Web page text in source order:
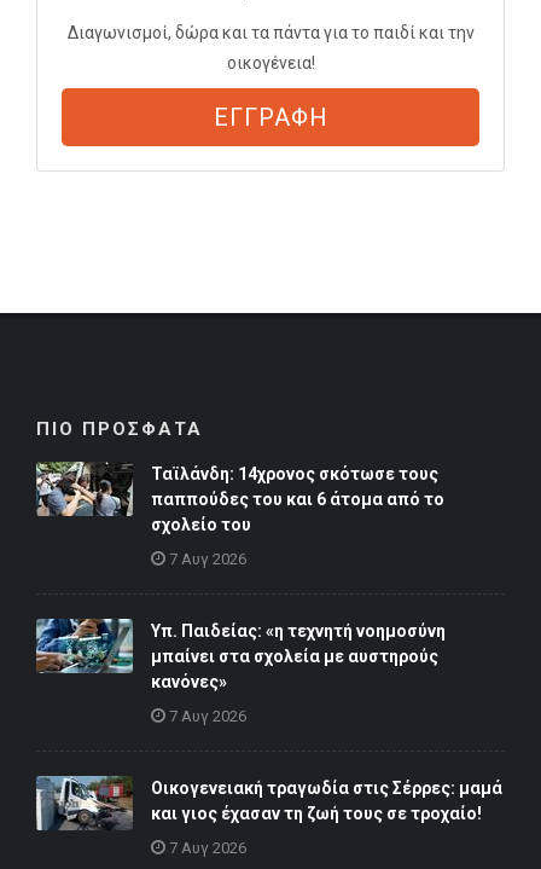
Διαγωνισμοί, δώρα και τα πάντα για το παιδί και την
οικογένεια!
ΕΓΓΡΑΦΗ
ΠΙΟ ΠΡΟΣΦΑΤΑ
Ταϊλάνδη: 14χρονος σκότωσε τους
παππούδες του και 6 άτομα από το
σχολείο του
7 Αυγ 2026
Υπ. Παιδείας: «η τεχνητή νοημοσύνη
μπαίνει στα σχολεία με αυστηρούς
κανόνες»
7 Αυγ 2026
Οικογενειακή τραγωδία στις Σέρρες: μαμά
και γιος έχασαν τη ζωή τους σε τροχαίο!
7 Αυγ 2026